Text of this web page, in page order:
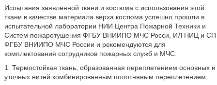
Испытания заявленной ткани и костюма с использования этой
ткани в качестве материала верха костюма успешно прошли в
испытательной лаборатории НИИ Центра Пожарной Техники и
Систем пожаротушения ФГБУ ВНИИПО МЧС Росси, ИЛ НИЦ и СП
ФГБУ ВНИИПО МЧС России и рекомендуются для
комплектования сотрудников пожарных служб и МЧС.
1. Термостойкая ткань, образованная переплетением основных и
уточных нитей комбинированным полотняным переплетением,